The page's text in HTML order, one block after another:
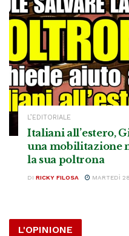
L’EDITORIALE
Italiani all’estero,
una mobilitazione
la sua poltrona
DI RICKY FILOSA MARTEDÌ
L'OPINIONE